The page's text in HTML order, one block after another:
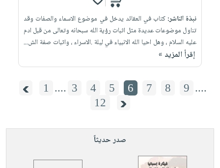
نبذة الناشر:كتاب في العقائد يدخل في موضوع الاسماء والصفات وقد
تناول موضوعات عديدة مثل اثبات رؤية الله سبحانه وتعالى من قبل ادم
عليه السلام ، وهل احيا الله الانبياء في ليلة .الاسراء ، واثبات صفة الش...
إقرأ المزيد »
1 .... 3 4 5 6 7 8 9 ....
12
صدر حديثاً